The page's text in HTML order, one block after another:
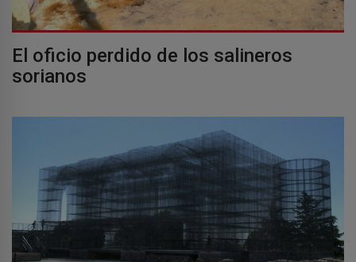
El oficio perdido de los salineros
sorianos